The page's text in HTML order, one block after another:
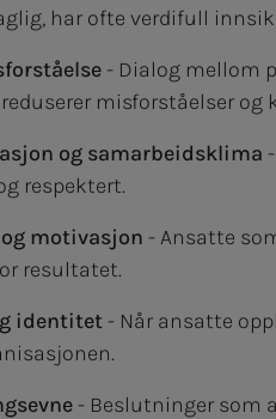
har ofte verdifull
- Dialog mellom
misforståelser og
og samarbeidsklima
respektert.
motivasjon - Ansatte
resultatet.
identitet- Når ansatte
- Beslutninger som